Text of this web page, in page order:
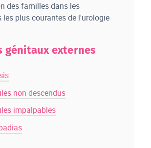
des familles dans les
les plus courantes de l'urologie
génitaux externes
non descendus
impalpables